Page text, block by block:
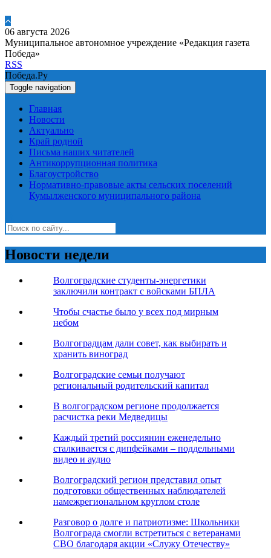
06 августа 2026
Муниципальное автономное учреждение «Редакция газета
Победа»
RSS
Победа.Ру
Toggle navigation
Главная
Новости
Актуально
Край родной
Письма наших читателей
Антикоррупционная политика
Благоустройство
Нормативно-правовые акты сельских поселений
Кумылженского муниципального района
Новости недели
Волгоградские студенты-энергетики
заключили контракт с войсками БПЛА
Чтобы счастье было у всех под мирным
небом
Волгоградцам дали совет, как выбирать и
хранить виноград
Волгоградские семьи получают
региональный родительский капитал
В волгоградском регионе продолжается
расчистка реки Медведицы
Каждый третий россиянин еженедельно
сталкивается с дипфейками – поддельными
видео и аудио
Волгоградский регион представил опыт
подготовки общественных наблюдателей
намежрегиональном круглом столе
Разговор о долге и патриотизме: Школьники
Волгограда смогли встретиться с ветеранами
СВО благодаря акции «Служу Отечеству»